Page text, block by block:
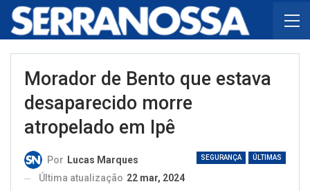
Morador de Bento que estava
desaparecido morre
atropelado em Ipê
SEGURANÇA ÚLTIMAS
Por Lucas Marques
Última atualização 22 mar, 2024